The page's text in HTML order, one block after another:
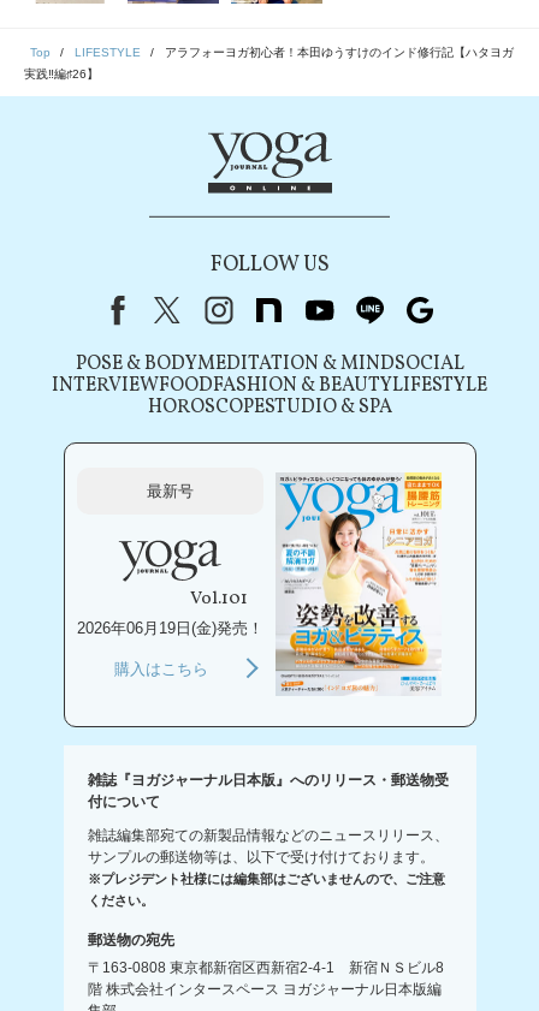
Top LIFESTYLE
アラフォーヨガ初心者！本田ゆうすけのインド修行記【ハタヨガ
実践‼︎編♯26】
FOLLOW US
FacebookX（旧Twitter）
instagram
note youtubeline
POSE & BODYMEDITATION & MINDSOCIAL
INTERVIEWFOODFASHION & BEAUTYLIFESTYLE
HOROSCOPESTUDIO & SPA
最新号
Vol.101
2026年06月19日(金)発売！
購入はこちら
雑誌『ヨガジャーナル日本版』へのリリース・郵送物受
付について
雑誌編集部宛ての新製品情報などのニュースリリース、
サンプルの郵送物等は、以下で受け付けております。
※プレジデント社様には編集部はございませんので、ご注意
ください。
郵送物の宛先
〒163-0808 東京都新宿区西新宿2-4-1 新宿ＮＳビル8
階 株式会社インタースペース ヨガジャーナル日本版編